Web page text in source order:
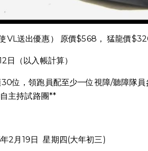
VL送出優惠） 原價$568， 猛龍價
日（以入帳計算）
位，領跑員配至少一位視障/聽障隊員
主持試路團**
2月19日 星期四(大年初三)